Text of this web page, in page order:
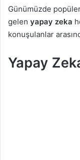
Günümüzde
gelen yapay zeka
konuşulanlar
Yapay